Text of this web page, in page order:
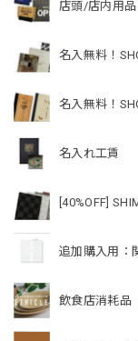
店頭/店内用品
名入無料！
名入無料！
名入れ工賃
[40%OFF]
追加購入用：
飲食店消耗